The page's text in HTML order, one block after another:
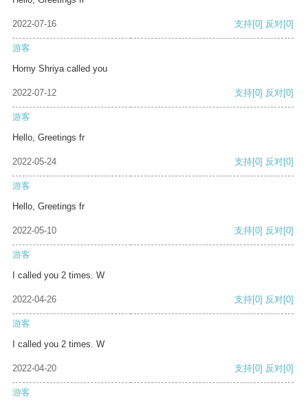
2022-07-16 支持[0] 反对[0]
游客
Horny Shriya called you
2022-07-12 支持[0] 反对[0]
游客
Hello, Greetings fr
2022-05-24 支持[0] 反对[0]
游客
Hello, Greetings fr
2022-05-10 支持[0] 反对[0]
游客
I called you 2 times. W
2022-04-26 支持[0] 反对[0]
游客
I called you 2 times. W
2022-04-20 支持[0] 反对[0]
游客